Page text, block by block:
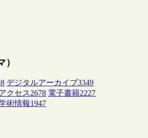
デジタルアーカイブ3349
クセス2678 電子書籍2227
術情報1947